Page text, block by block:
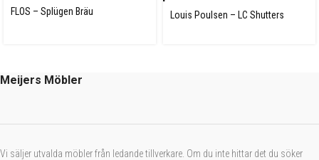
FLOS – Splügen Bräu
Louis Poulsen – LC Shutters
Meijers Möbler
Vi säljer utvalda möbler från ledande tillverkare. Om du inte hittar det du söker